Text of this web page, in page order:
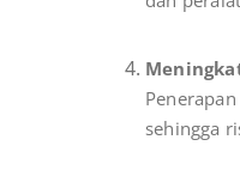
sehingga